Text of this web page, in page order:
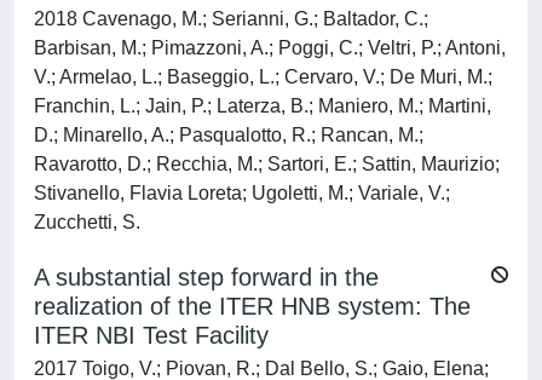
2018 Cavenago, M.; Serianni, G.; Baltador, C.;
Barbisan, M.; Pimazzoni, A.; Poggi, C.; Veltri, P.; Antoni,
V.; Armelao, L.; Baseggio, L.; Cervaro, V.; De Muri, M.;
Franchin, L.; Jain, P.; Laterza, B.; Maniero, M.; Martini,
D.; Minarello, A.; Pasqualotto, R.; Rancan, M.;
Ravarotto, D.; Recchia, M.; Sartori, E.; Sattin, Maurizio;
Stivanello, Flavia Loreta; Ugoletti, M.; Variale, V.;
Zucchetti, S.
A substantial step forward in the
realization of the ITER HNB system: The
ITER NBI Test Facility
2017 Toigo, V.; Piovan, R.; Dal Bello, S.; Gaio, Elena;